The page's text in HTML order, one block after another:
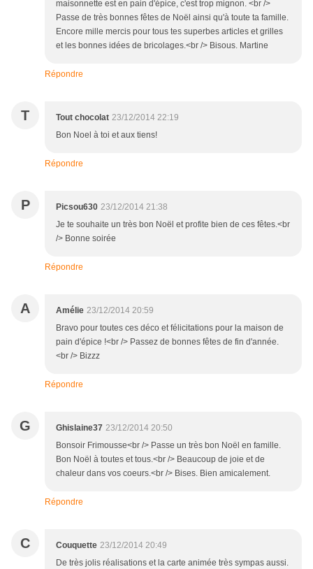
maisonnette est en pain d'épice, c'est trop mignon. <br />
Passe de très bonnes fêtes de Noël ainsi qu'à toute ta famille.
Encore mille mercis pour tous tes superbes articles et grilles
et les bonnes idées de bricolages.<br /> Bisous. Martine
Répondre
T Tout chocolat 23/12/2014 22:19
Bon Noel à toi et aux tiens!
Répondre
P Picsou630 23/12/2014 21:38
Je te souhaite un très bon Noël et profite bien de ces fêtes.<br
/> Bonne soirée
Répondre
A Amélie 23/12/2014 20:59
Bravo pour toutes ces déco et félicitations pour la maison de
pain d'épice !<br /> Passez de bonnes fêtes de fin d'année.
<br /> Bizzz
Répondre
G Ghislaine37 23/12/2014 20:50
Bonsoir Frimousse<br /> Passe un très bon Noël en famille.
Bon Noël à toutes et tous.<br /> Beaucoup de joie et de
chaleur dans vos coeurs.<br /> Bises. Bien amicalement.
Répondre
C Couquette 23/12/2014 20:49
De très jolis réalisations et la carte animée très sympas aussi.